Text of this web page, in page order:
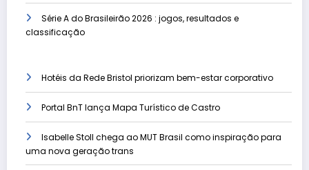
Série A do Brasileirão 2026 : jogos, resultados e
classificação
Hotéis da Rede Bristol priorizam bem-estar corporativo
Portal BnT lança Mapa Turístico de Castro
Isabelle Stoll chega ao MUT Brasil como inspiração para
uma nova geração trans